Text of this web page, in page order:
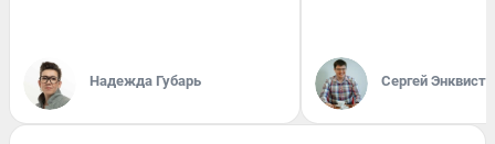
Надежда Губарь Сергей Энквист